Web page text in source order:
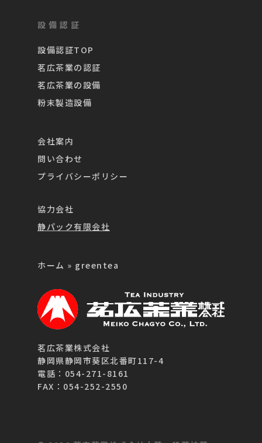
設備認証
設備認証TOP
茗広茶業の認証
茗広茶業の設備
粉末製造設備
会社案内
問い合わせ
プライバシーポリシー
協力会社
静パック有限会社
ホーム » greentea
茗広茶業株式会社
静岡県静岡市葵区北番町117-4
電話：054-271-8161
FAX：054-252-2550